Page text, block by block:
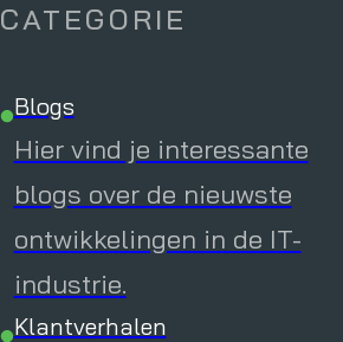
CATEGORIE
Blogs
Hier vind je interessante
blogs over de nieuwste
ontwikkelingen in de IT-
industrie.
Klantverhalen